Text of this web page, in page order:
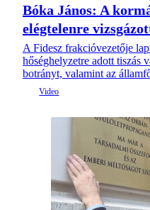
Bóka János: A
elégtelenre
A Fidesz frakcióvezetője
hőséghelyzetre adott tiszás
botrányt, valamint az